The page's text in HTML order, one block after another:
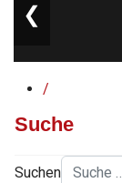
/
Suche
Suchen